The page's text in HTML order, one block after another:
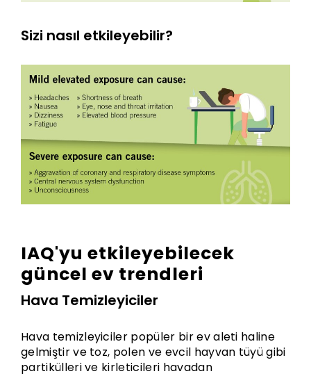
Sizi nasıl etkileyebilir?
IAQ'yu etkileyebilecek
güncel ev trendleri
Hava Temizleyiciler
Hava temizleyiciler popüler bir ev aleti haline
gelmiştir ve toz, polen ve evcil hayvan tüyü gibi
partikülleri ve kirleticileri havadan